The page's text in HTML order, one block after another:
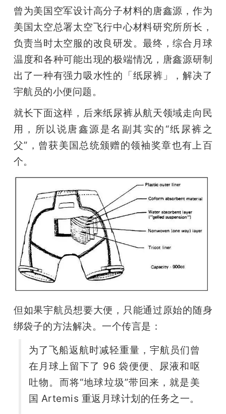
曾为美国空军设计高分子材料的唐鑫源，作为
美国太空总署太空飞行中心材料研究所所长，
负责当时太空服的改良研发。最终，综合月球
温度和各种可能出现的极端情况，唐鑫源研制
出了一种有强力吸水性的「纸尿裤」，解决了
宇航员的小便问题。
就长下面这样，后来纸尿裤从航天领域走向民
用，所以说唐鑫源是名副其实的“纸尿裤之
父”，曾获美国总统颁赠的领袖奖章也有上百
个。
但如果宇航员想要大便，只能通过原始的随身
绑袋子的方法解决。一个传言是：
为了飞船返航时减轻重量，宇航员们曾
在月球上留下了 96 袋便便、尿液和呕
吐物。而将“地球垃圾”带回来，就是美
国 Artemis 重返月球计划的任务之一。